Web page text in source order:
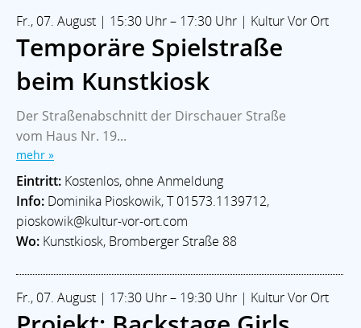
Fr., 07. August | 15:30 Uhr – 17:30 Uhr | Kultur Vor Ort
Temporäre Spielstraße
beim Kunstkiosk
Der Straßenabschnitt der Dirschauer Straße
vom Haus Nr. 19...
mehr »
Eintritt: Kostenlos, ohne Anmeldung
Info: Dominika Pioskowik, T 01573.1139712,
pioskowik@kultur-vor-ort.com
Wo: Kunstkiosk, Bromberger Straße 88
Fr., 07. August | 17:30 Uhr – 19:30 Uhr | Kultur Vor Ort